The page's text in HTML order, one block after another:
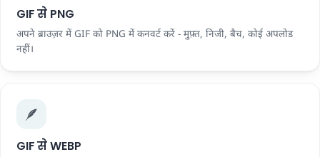
GIF से PNG
अपने ब्राउज़र में GIF को PNG में कनवर्ट करें - मुफ़्त, निजी, बैच, कोई अपलोड
नहीं।
🪶
GIF से WEBP